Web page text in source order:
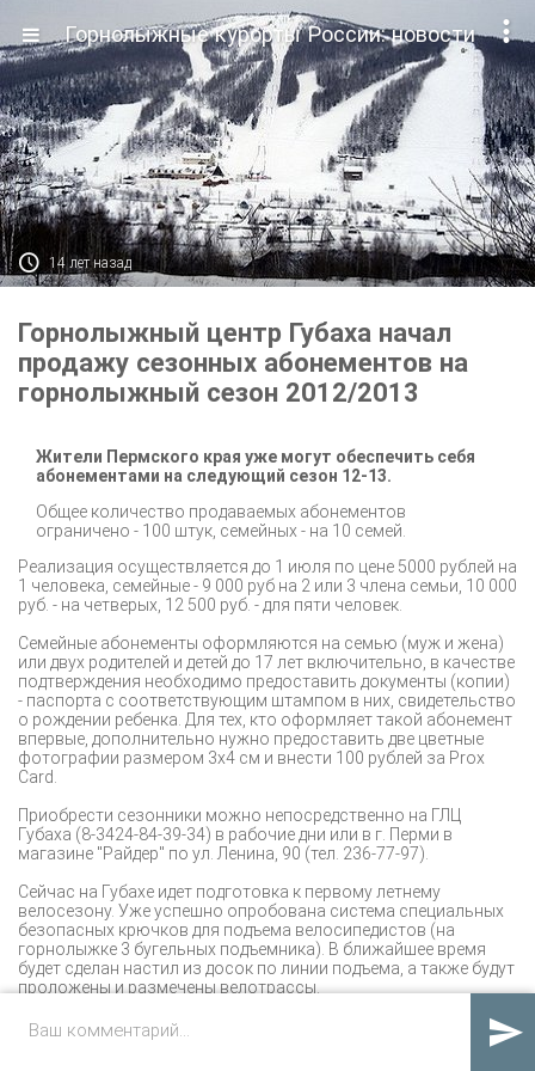

Горнолыжные курорты России: новости
 14 лет назад
Горнолыжный центр Губаха начал
продажу сезонных абонементов на
горнолыжный сезон 2012/2013
Жители Пермского края уже могут обеспечить себя
абонементами на следующий сезон 12-13.
Общее количество продаваемых абонементов
ограничено - 100 штук, семейных - на 10 семей.
Реализация осуществляется до 1 июля по цене 5000 рублей на
1 человека, семейные - 9 000 руб на 2 или 3 члена семьи, 10 000
руб. - на четверых, 12 500 руб. - для пяти человек.
Семейные абонементы оформляются на семью (муж и жена)
или двух родителей и детей до 17 лет включительно, в качестве
подтверждения необходимо предоставить документы (копии)
- паспорта с соответствующим штампом в них, свидетельство
о рождении ребенка. Для тех, кто оформляет такой абонемент
впервые, дополнительно нужно предоставить две цветные
фотографии размером 3х4 см и внести 100 рублей за Prox
Card.
Приобрести сезонники можно непосредственно на ГЛЦ
Губаха (8-3424-84-39-34) в рабочие дни или в г. Перми в
магазине "Райдер" по ул. Ленина, 90 (тел. 236-77-97).
Сейчас на Губахе идет подготовка к первому летнему
велосезону. Уже успешно опробована система специальных
безопасных крючков для подъема велосипедистов (на
горнолыжке 3 бугельных подъемника). В ближайшее время
будет сделан настил из досок по линии подъема, а также будут
проложены и размечены велотрассы.
Сезон планируется открыть соревнованиями по кросс-кантри
и даунхиллу с Open Air Party. Ориентировочная дата старта -